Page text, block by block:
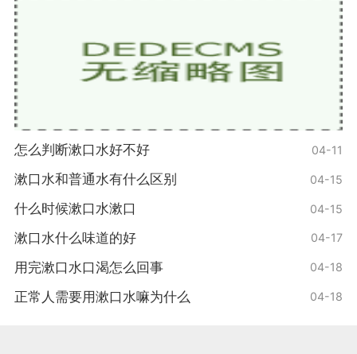
怎么判断漱口水好不好 04-11
漱口水和普通水有什么区别 04-15
什么时候漱口水漱口 04-15
漱口水什么味道的好 04-17
用完漱口水口渴怎么回事 04-18
正常人需要用漱口水嘛为什么 04-18